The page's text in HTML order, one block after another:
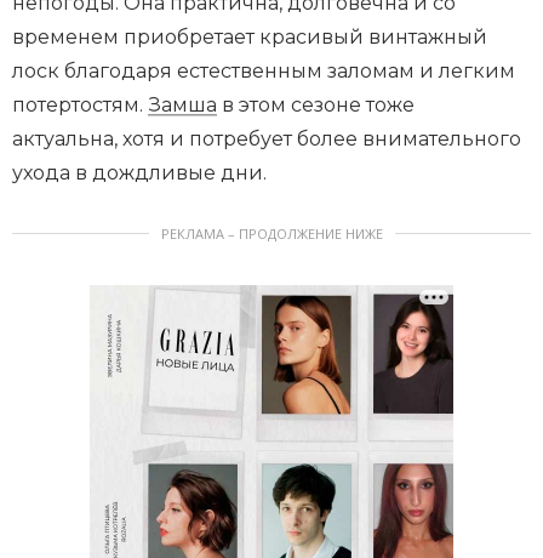
временем приобретает красивый винтажный
лоск благодаря естественным заломам и легким
потертостям. Замша в этом сезоне тоже
актуальна, хотя и потребует более внимательного
ухода в дождливые дни.
РЕКЛАМА – ПРОДОЛЖЕНИЕ НИЖЕ